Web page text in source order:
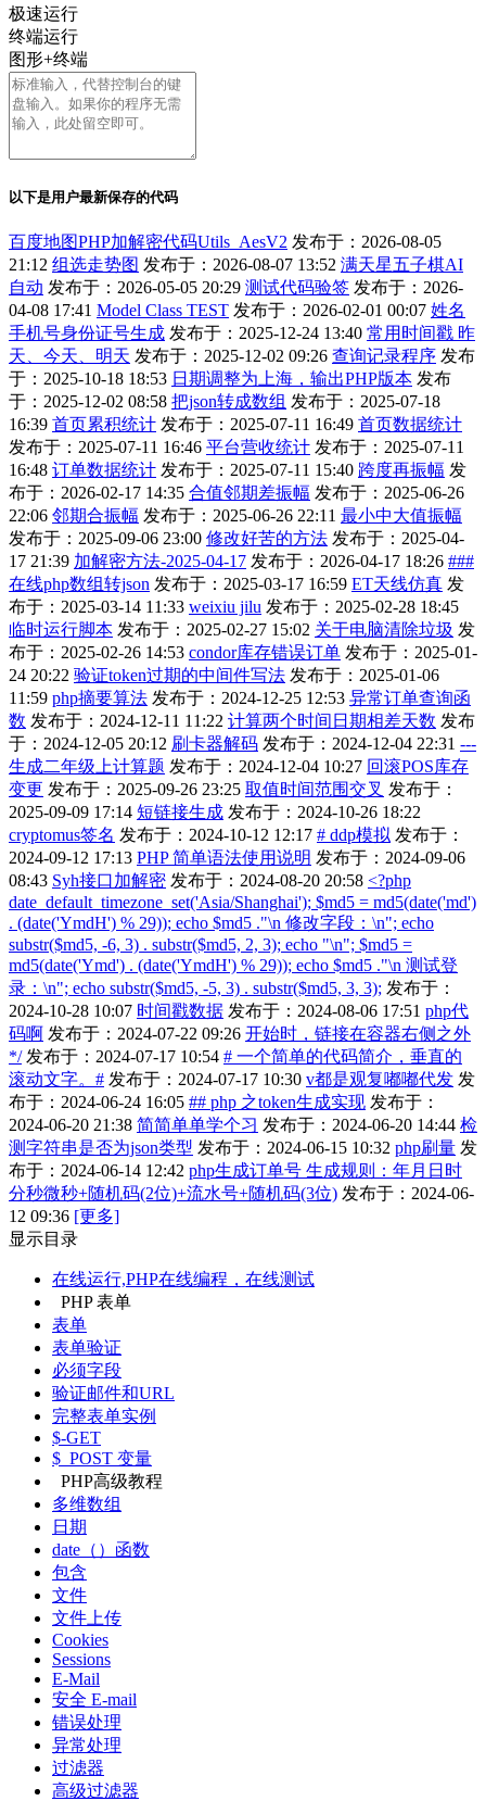
极速运行
终端运行
图形+终端
以下是用户最新保存的代码
百度地图PHP加解密代码Utils_AesV2 发布于：2026-08-05
21:12 组选走势图 发布于：2026-08-07 13:52 满天星五子棋AI
自动 发布于：2026-05-05 20:29 测试代码验签 发布于：2026-
04-08 17:41 Model Class TEST 发布于：2026-02-01 00:07 姓名
手机号身份证号生成 发布于：2025-12-24 13:40 常用时间戳 昨
天、今天、明天 发布于：2025-12-02 09:26 查询记录程序 发布
于：2025-10-18 18:53 日期调整为上海，输出PHP版本 发布
于：2025-12-02 08:58 把json转成数组 发布于：2025-07-18
16:39 首页累积统计 发布于：2025-07-11 16:49 首页数据统计
发布于：2025-07-11 16:46 平台营收统计 发布于：2025-07-11
16:48 订单数据统计 发布于：2025-07-11 15:40 跨度再振幅 发
布于：2026-02-17 14:35 合值邻期差振幅 发布于：2025-06-26
22:06 邻期合振幅 发布于：2025-06-26 22:11 最小中大值振幅
发布于：2025-09-06 23:00 修改好苦的方法 发布于：2025-04-
17 21:39 加解密方法-2025-04-17 发布于：2026-04-17 18:26 ###
在线php数组转json 发布于：2025-03-17 16:59 ET天线仿真 发
布于：2025-03-14 11:33 weixiu jilu 发布于：2025-02-28 18:45
临时运行脚本 发布于：2025-02-27 15:02 关于电脑清除垃圾 发
布于：2025-02-26 14:53 condor库存错误订单 发布于：2025-01-
24 20:22 验证token过期的中间件写法 发布于：2025-01-06
11:59 php摘要算法 发布于：2024-12-25 12:53 异常订单查询函
数 发布于：2024-12-11 11:22 计算两个时间日期相差天数 发布
于：2024-12-05 20:12 刷卡器解码 发布于：2024-12-04 22:31 ---
生成二年级上计算题 发布于：2024-12-04 10:27 回滚POS库存
变更 发布于：2025-09-26 23:25 取值时间范围交叉 发布于：
2025-09-09 17:14 短链接生成 发布于：2024-10-26 18:22
cryptomus签名 发布于：2024-10-12 12:17 # ddp模拟 发布于：
2024-09-12 17:13 PHP 简单语法使用说明 发布于：2024-09-06
08:43 Syh接口加解密 发布于：2024-08-20 20:58 <?php
date_default_timezone_set('Asia/Shanghai'); $md5 = md5(date('md')
. (date('YmdH') % 29)); echo $md5 ."\n 修改字段：\n"; echo
substr($md5, -6, 3) . substr($md5, 2, 3); echo "\n"; $md5 =
md5(date('Ymd') . (date('YmdH') % 29)); echo $md5 ."\n 测试登
录：\n"; echo substr($md5, -5, 3) . substr($md5, 3, 3); 发布于：
2024-10-28 10:07 时间戳数据 发布于：2024-08-06 17:51 php代
码啊 发布于：2024-07-22 09:26 开始时，链接在容器右侧之外
*/ 发布于：2024-07-17 10:54 # 一个简单的代码简介，垂直的
滚动文字。# 发布于：2024-07-17 10:30 v都是观复嘟嘟代发 发
布于：2024-06-24 16:05 ## php 之token生成实现 发布于：
2024-06-20 21:38 简简单单学个习 发布于：2024-06-20 14:44 检
测字符串是否为json类型 发布于：2024-06-15 10:32 php刷量 发
布于：2024-06-14 12:42 php生成订单号 生成规则：年月日时
分秒微秒+随机码(2位)+流水号+随机码(3位) 发布于：2024-06-
12 09:36 [更多]
显示目录
在线运行,PHP在线编程，在线测试
PHP 表单
表单
表单验证
必须字段
验证邮件和URL
完整表单实例
$-GET
$_POST 变量
PHP高级教程
多维数组
日期
date（）函数
包含
文件
文件上传
Cookies
Sessions
E-Mail
安全 E-mail
错误处理
异常处理
过滤器
高级过滤器